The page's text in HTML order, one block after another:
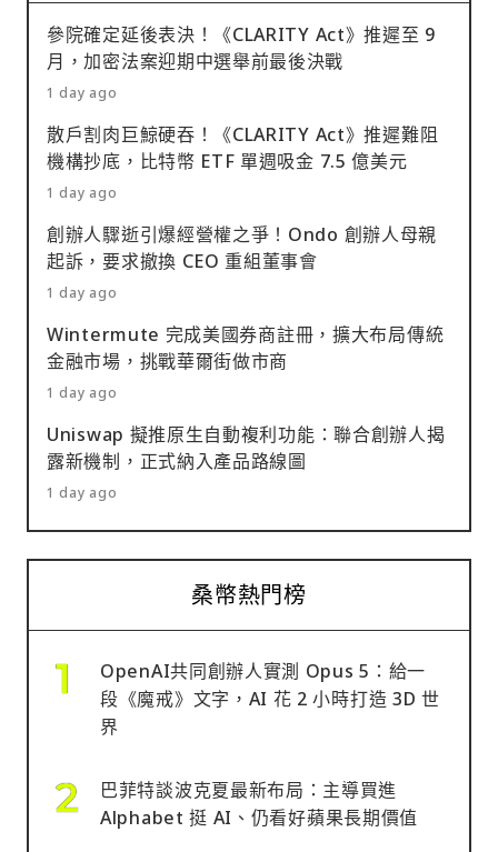
參院確定延後表決！《CLARITY Act》推遲至 9
月，加密法案迎期中選舉前最後決戰
1 day ago
散戶割肉巨鯨硬吞！《CLARITY Act》推遲難阻
機構抄底，比特幣 ETF 單週吸金 7.5 億美元
1 day ago
創辦人驟逝引爆經營權之爭！Ondo 創辦人母親
起訴，要求撤換 CEO 重組董事會
1 day ago
Wintermute 完成美國券商註冊，擴大布局傳統
金融市場，挑戰華爾街做市商
1 day ago
Uniswap 擬推原生自動複利功能：聯合創辦人揭
露新機制，正式納入產品路線圖
1 day ago
桑幣熱門榜
OpenAI共同創辦人實測 Opus 5：給一
段《魔戒》文字，AI 花 2 小時打造 3D 世
界
巴菲特談波克夏最新布局：主導買進
Alphabet 挺 AI、仍看好蘋果長期價值